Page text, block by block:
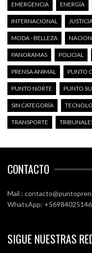
EMERGENCIA ENERGÍA
INTERNACIONAL
MODA - BELLEZA
PANORAMAS POLICIAL
PRENSA ANIMAL PUNTO
PUNTO NORTE PUNTO
SIN CATEGORÍA
TRANSPORTE
CONTACTO
Mail :
WhatsApp: +56984025146
SIGUE NUESTRAS